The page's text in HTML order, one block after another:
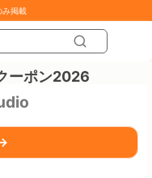
み掲載
ーポン2026